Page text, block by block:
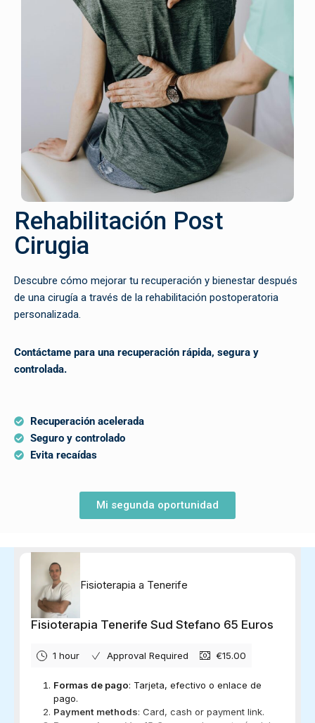
Rehabilitación Post
Cirugia
Descubre cómo mejorar tu recuperación y bienestar después
de una cirugía a través de la rehabilitación postoperatoria
personalizada.
Contáctame para una recuperación rápida, segura y
controlada.
Recuperación acelerada
Seguro y controlado
Evita recaídas
Mi segunda oportunidad